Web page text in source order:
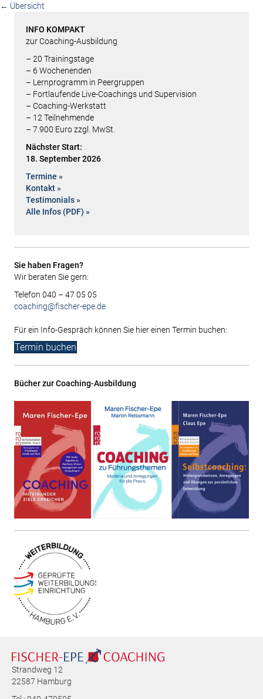
← Übersicht
INFO KOMPAKT
zur Coaching-Ausbildung
– 20 Trainingstage
– 6 Wochenenden
– Lern­programm in Peergruppen
– Fortlaufende Live-Coachings und Supervision
– Coaching-Werkstatt
– 12 Teilnehmende
– 7.900 Euro zzgl. MwSt.
Nächster Start:
18. September 2026
Termine »
Kontakt »
Testimonials »
Alle Infos (PDF) »
Sie haben Fragen?
Wir beraten Sie gern:
Telefon 040 – 47 05 05
coaching@fischer-epe.de
Für ein Info-Gespräch können Sie hier einen Termin buchen:
Termin buchen
Bücher zur Coaching-Ausbildung
Strandweg 12
22587 Hamburg